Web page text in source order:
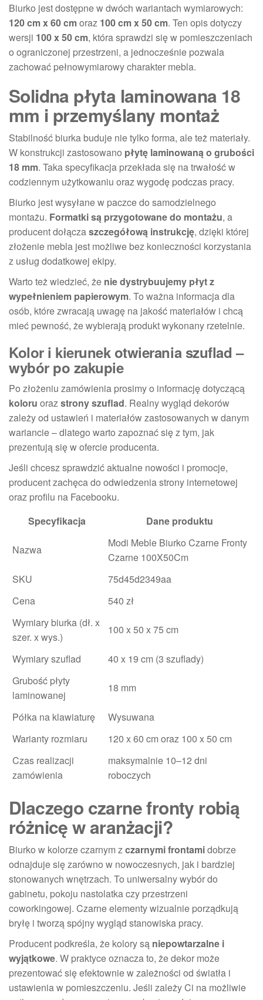
Biurko jest dostępne w dwóch wariantach wymiarowych:
120 cm x 60 cmoraz 100 cm x 50 cm. Ten opis dotyczy
wersji 100 x 50 cm, która sprawdzi się w pomieszczeniach
o ograniczonej przestrzeni, a jednocześnie pozwala
zachować pełnowymiarowy charakter mebla.
Solidna płyta laminowana 18
mm i przemyślany montaż
Stabilność biurka buduje nie tylko forma, ale też materiały.
W konstrukcji zastosowano płytę laminowaną o grubości
18 mm. Taka specyfikacja przekłada się na trwałość w
codziennym użytkowaniu oraz wygodę podczas pracy.
Biurko jest wysyłane w paczce do samodzielnego
montażu. Formatki są przygotowane do montażu, a
producent dołączaszczegółową instrukcję, dzięki której
złożenie mebla jest możliwe bez konieczności korzystania
z usług dodatkowej ekipy.
Warto też wiedzieć, że nie dystrybuujemy płyt z
wypełnieniem papierowym. To ważna informacja dla
osób, które zwracają uwagę na jakość materiałów i chcą
mieć pewność, że wybierają produkt wykonany rzetelnie.
Kolor i kierunek otwierania szuflad –
wybór po zakupie
Po złożeniu zamówienia prosimy o informację dotyczącą
koloru orazstrony szuflad. Realny wygląd dekorów
zależy od ustawień i materiałów zastosowanych w danym
wariancie – dlatego warto zapoznać się z tym, jak
prezentują się w ofercie producenta.
Jeśli chcesz sprawdzić aktualne nowości i promocje,
producent zachęca do odwiedzenia strony internetowej
oraz profilu na Facebooku.
Specyfikacja
Dane produktu
Nazwa
Modi Meble Biurko Czarne Fronty
Czarne 100X50Cm
SKU
75d45d2349aa
Cena
540 zł
Wymiary biurka (dł. x
szer. x wys.)
100 x 50 x 75 cm
Wymiary szuflad
40 x 19 cm (3 szuflady)
Grubość płyty
laminowanej
18 mm
Półka na klawiaturę
Wysuwana
Warianty rozmiaru
120 x 60 cm oraz 100 x 50 cm
Czas realizacji
zamówienia
maksymalnie 10–12 dni
roboczych
Dlaczego czarne fronty robią
różnicę w aranżacji?
Biurko w kolorze czarnym zczarnymi frontamidobrze
odnajduje się zarówno w nowoczesnych, jak i bardziej
stonowanych wnętrzach. To uniwersalny wybór do
gabinetu, pokoju nastolatka czy przestrzeni
coworkingowej. Czarne elementy wizualnie porządkują
bryłę i tworzą spójny wygląd stanowiska pracy.
Producent podkreśla, że kolory są niepowtarzalne i
wyjątkowe. W praktyce oznacza to, że dekor może
prezentować się efektownie w zależności od światła i
ustawienia w pomieszczeniu. Jeśli zależy Ci na możliwie